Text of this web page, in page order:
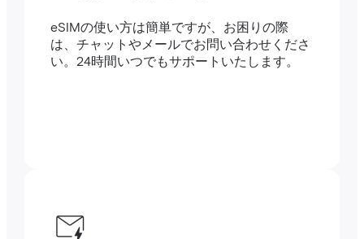
eSIMの使い方は簡単ですが、お困りの際
は、チャットやメールでお問い合わせくださ
い。24時間いつでもサポートいたします。